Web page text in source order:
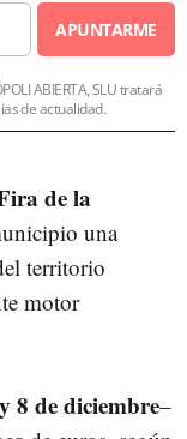
APUNTARME
ABIERTA, SLU tratará
de actualidad.
de la
una
territorio
motor
8 de diciembre–